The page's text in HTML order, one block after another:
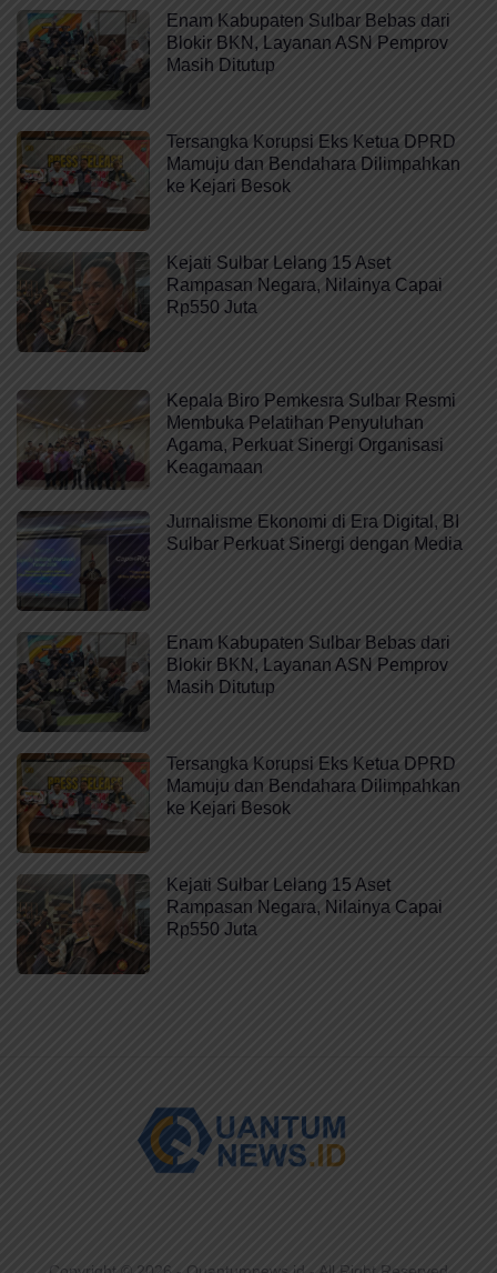
Enam Kabupaten Sulbar Bebas dari
Blokir BKN, Layanan ASN Pemprov
Masih Ditutup
Tersangka Korupsi Eks Ketua DPRD
Mamuju dan Bendahara Dilimpahkan
ke Kejari Besok
Kejati Sulbar Lelang 15 Aset
Rampasan Negara, Nilainya Capai
Rp550 Juta
Kepala Biro Pemkesra Sulbar Resmi
Membuka Pelatihan Penyuluhan
Agama, Perkuat Sinergi Organisasi
Keagamaan
Jurnalisme Ekonomi di Era Digital, BI
Sulbar Perkuat Sinergi dengan Media
Enam Kabupaten Sulbar Bebas dari
Blokir BKN, Layanan ASN Pemprov
Masih Ditutup
Tersangka Korupsi Eks Ketua DPRD
Mamuju dan Bendahara Dilimpahkan
ke Kejari Besok
Kejati Sulbar Lelang 15 Aset
Rampasan Negara, Nilainya Capai
Rp550 Juta